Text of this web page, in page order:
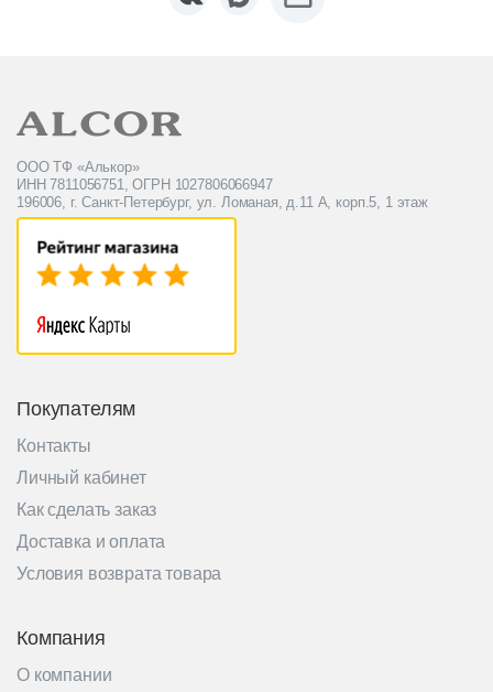
ООО ТФ «Алькор»
ИНН 7811056751, ОГРН 1027806066947
196006, г. Санкт-Петербург, ул. Ломаная, д.11 А, корп.5, 1 этаж
Покупателям
Контакты
Личный кабинет
Как сделать заказ
Доставка и оплата
Условия возврата товара
Компания
О компании